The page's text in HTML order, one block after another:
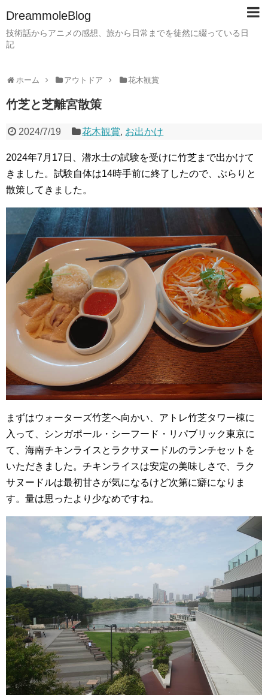
DreammoleBlog
技術話からアニメの感想、旅から日常までを徒然に綴っている日
記
ホーム アウトドア 花木観賞
竹芝と芝離宮散策
2024/7/19 花木観賞, お出かけ
2024年7月17日、潜水士の試験を受けに竹芝まで出かけて
きました。試験自体は14時手前に終了したので、ぶらりと
散策してきました。
まずはウォーターズ竹芝へ向かい、アトレ竹芝タワー棟に
入って、シンガポール・シーフード・リパブリック東京に
て、海南チキンライスとラクサヌードルのランチセットを
いただきました。チキンライスは安定の美味しさで、ラク
サヌードルは最初甘さが気になるけど次第に癖になりま
す。量は思ったより少なめですね。